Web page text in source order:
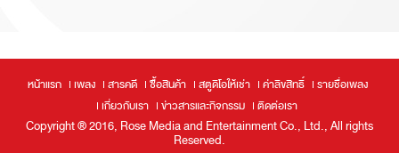
หน้าแรก เพลง สารคดี ซื้อสินค้า สตูดิโอให้เช่า ค่าลิขสิทธิ์
รายชื่อเพลง
เกี่ยวกับเรา
ข่าวสารและกิจกรรม ติดต่อเรา
Copyright ® 2016, Rose Media and Entertainment Co., Ltd., All rights
Reserved.